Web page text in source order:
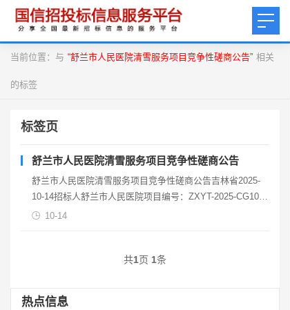
当前位置：与 “舒兰市人民医院清雪服务项目竞争性磋商公告” 相关
的标签
标签页
舒兰市人民医院清雪服务项目竞争性磋商公告
舒兰市人民医院清雪服务项目竞争性磋商公告吉林省2025-
10-14招标人舒兰市人民医院项目编号：ZXYT-2025-CG1014
项目概况舒兰市人民医院清雪服务项
10-14
共1页 1条
热点信息